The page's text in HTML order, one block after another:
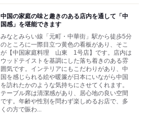
中国の家庭の味と趣きのある店内を通して「中
国感」を堪能できます
みなとみらい線「元町・中華街」駅から徒歩5分
のところに一際目立つ黄色の看板があり、そこ
が【中国家庭料理 山東 1号店】です。店内は
ウッドテイストを基調にした落ち着きのある雰
囲気です。インテリアにもこだわりがあり、中
国を感じられる絵や暖簾が日本にいながら中国
を訪れたかのような気持ちにさせてくれます。
テーブル席は清潔感があり、居心地の良い空間
です。年齢や性別を問わず楽しめるお店で、多
くの方で賑わ...